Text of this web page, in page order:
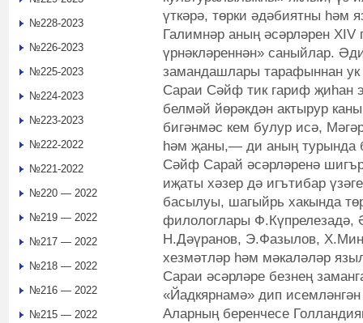
үткәрә, төрки әдәбиятны һәм
Галимнәр аның әсәрләрен XIV
үрнәкләреннән» саныйлар.
замандашлары тарафыннан
Сараи Сәйф тик гариф җиһан
белмәй йөрәкдән актырур
бигәнмәс кем булур исә,
һәм җаны,— ди аның турында
Сәйф Сарай әсәрләренә
иҗаты хәзер дә игътибар
басылуы, шагыйрь хакында
филологлары Ф.Күпрелезадә,
Н.Дәүранов, Э.Фазылов,
хезмәтләр һәм мәкаләләр
Сараи әсәрләре безнең
«Йадкярнамә» дип
Аларның беренчесе
№228-2023
№226-2023
№225-2023
№224-2023
№223-2023
№222-2022
№221-2022
№220 — 2022
№219 — 2022
№217 — 2022
№218 — 2022
№216 — 2022
№215 — 2022